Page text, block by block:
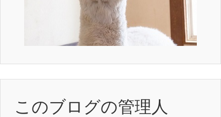
このブログの管理人